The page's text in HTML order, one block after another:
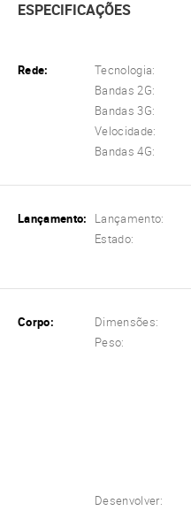
ESPECIFICAÇÕES
Rede: Tecnologia:
Bandas 2G:
Bandas 3G:
Velocidade:
Bandas 4G:
Lançamento: Lançamento:
Estado:
Corpo: Dimensões:
Peso:
Desenvolver: